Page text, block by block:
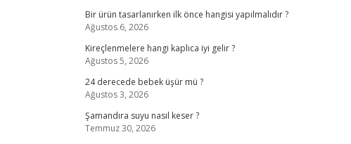
Bir ürün tasarlanırken ilk önce hangisi yapılmalıdır ?
Ağustos 6, 2026
Kireçlenmelere hangi kaplıca iyi gelir ?
Ağustos 5, 2026
24 derecede bebek üşür mü ?
Ağustos 3, 2026
Şamandıra suyu nasıl keser ?
Temmuz 30, 2026